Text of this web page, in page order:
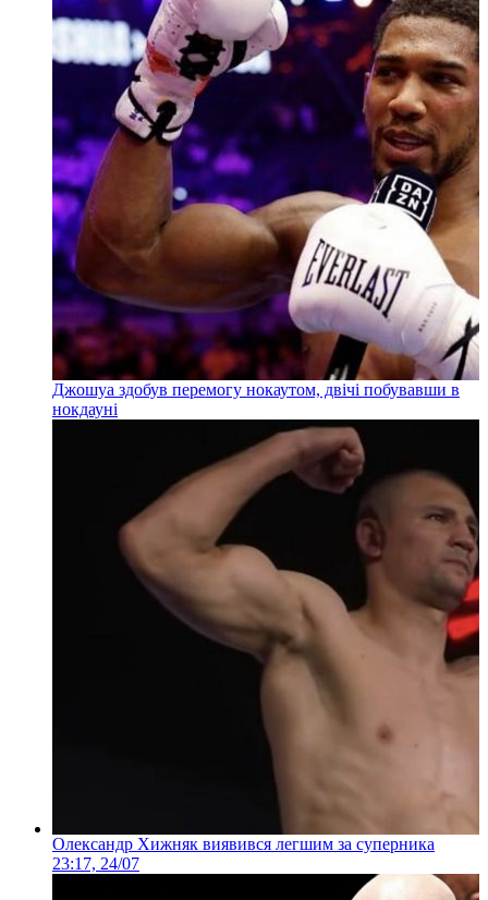
Джошуа здобув перемогу нокаутом, двічі побувавши в
нокдауні
Олександр Хижняк виявився легшим за суперника
23:17, 24/07